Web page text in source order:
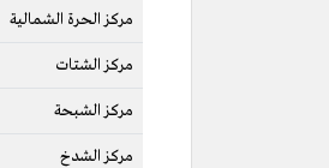
مركز الحرة الشمالية
مركز الشتات
مركز الشبحة
مركز الشدخ